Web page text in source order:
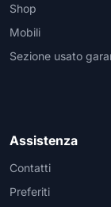
Shop
Mobili
Sezione usato
Assistenza
Contatti
Preferiti